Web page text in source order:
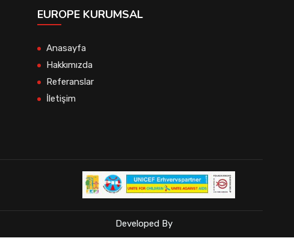
EUROPE KURUMSAL
Anasayfa
Hakkımızda
Referanslar
İletişim
Developed By